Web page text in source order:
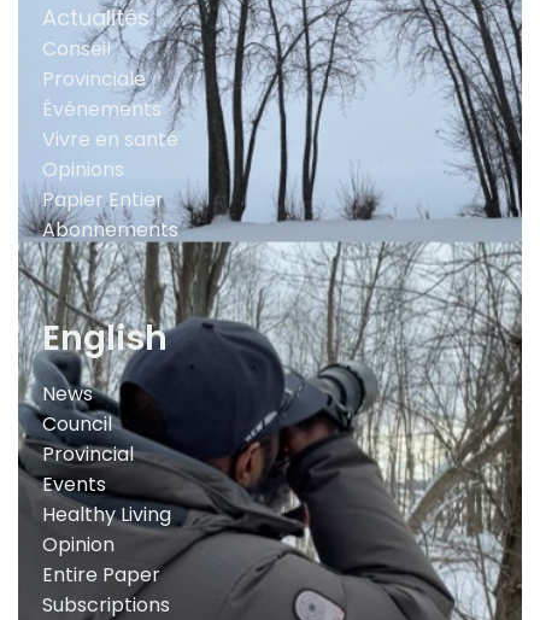
Actualités
Conseil
Provinciale
Événements
Vivre en santé
Opinions
Papier Entier
Abonnements
English
News
Council
Provincial
Events
Healthy Living
Opinion
Entire Paper
Subscriptions